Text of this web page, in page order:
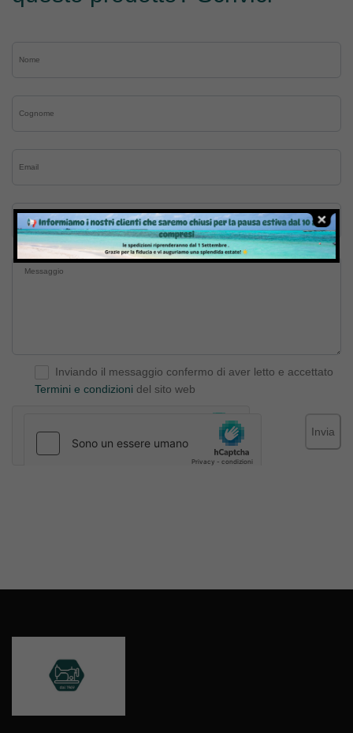
Inviando il messaggio confermo di aver letto e accettato
Termini e condizioni del sito web
Invia